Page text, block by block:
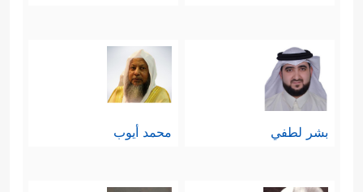
بشر لطفي محمد أيوب